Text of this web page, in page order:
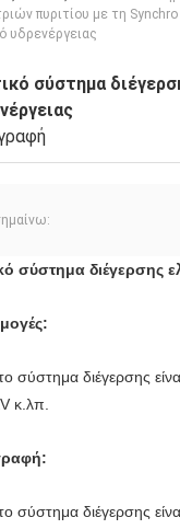
πυριτίου με τη Synchro
υδρενέργειας
σύστημα
σύστημα διέγερσης
σύστημα διέγερσης
κ.λπ.
σύστημα διέγερσης